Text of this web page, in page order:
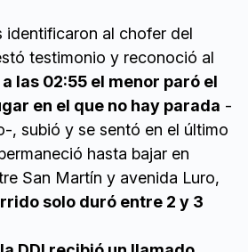
identificaron al chofer del
testimonio y reconoció al
las 02:55 el menor paró el
en el que no hay parada -
, subió y se sentó en el último
hasta bajar en
San Martín y avenida Luro,
solo duró entre 2 y 3